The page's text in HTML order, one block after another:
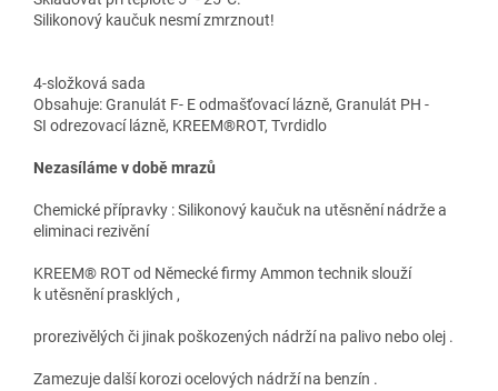
Silikonový kaučuk nesmí zmrznout!
4-složková sada
Obsahuje: Granulát F- E odmašťovací lázně, Granulát PH -
SI odrezovací lázně, KREEM®ROT, Tvrdidlo
Nezasíláme v době mrazů
Chemické přípravky : Silikonový kaučuk na utěsnění nádrže a
eliminaci rezivění
KREEM® ROT od Německé firmy Ammon technik slouží
k utěsnění prasklých ,
prorezivělých či jinak poškozených nádrží na palivo nebo olej .
Zamezuje další korozi ocelových nádrží na benzín .